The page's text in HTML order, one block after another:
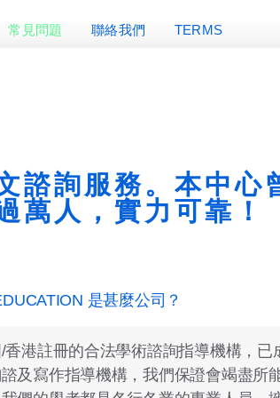
常見問題 聯絡我們 TERMS
諮詢服務。本中心
萬人，實力可靠！
是甚麼公司？
香港註冊的合法學術諮詢指導機構，已
及寫作指導機構，我們保證會竭盡所